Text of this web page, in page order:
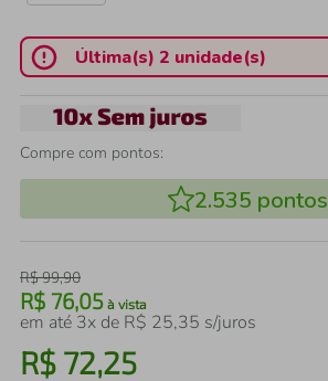
Última(s) 2 unidade(s)
Compre com pontos:
2.535 pontos
R$99,90
R$ 76,05 à vista
em até 3x de R$ 25,35 s/juros
R$ 72,25